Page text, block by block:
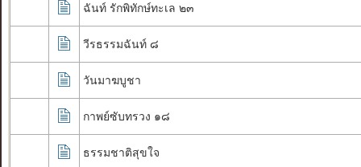
ฉันท์ รักพิทักษ์ทะเล ๒๓
วีรธรรมฉันท์ ๘
วันมาฆบูชา
กาพย์ซับทรวง ๑๘
ธรรมชาติสุขใจ